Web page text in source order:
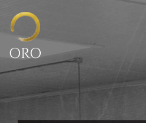
ORO